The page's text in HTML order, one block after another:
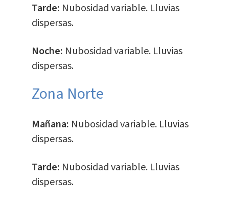
Tarde: Nubosidad variable. Lluvias
dispersas.
Noche: Nubosidad variable. Lluvias
dispersas.
​Zona Norte
Mañana: Nubosidad variable. Lluvias
dispersas.
Tarde: Nubosidad variable. Lluvias
dispersas.